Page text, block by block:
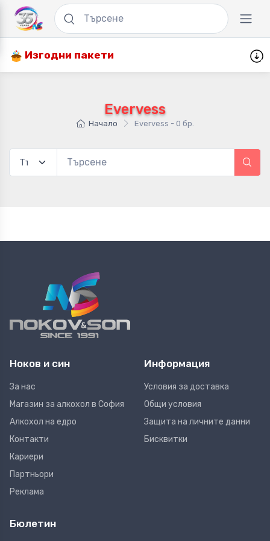
Изгодни пакети
Evervess
Начало Evervess - 0 бр.
Ноков и син
За нас
Магазин за алкохол в София
Алкохол на едро
Контакти
Кариери
Партньори
Реклама
Информация
Условия за доставка
Общи условия
Защита на личните данни
Бисквитки
Бюлетин